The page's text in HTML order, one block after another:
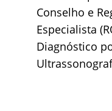
Conselho e
Especialista
Diagnóstico